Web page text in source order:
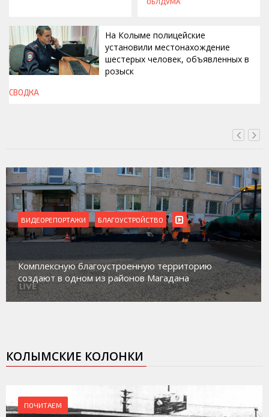
ВЧЕРА, 13:00
На Колыме полицейские
установили местонахождение
шестерых человек, объявленных в
розыск
СВОДКА
ВИДЕОРЕПОРТАЖИ БЛАГОУСТРОЙСТВО
Комплексную благоустроенную территорию
создают в одном из районов Магадана
КОЛЫМСКИЕ КОЛОНКИ
ПОЧИТАЕМ